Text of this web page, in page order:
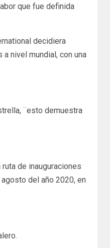
que fue definida
decidiera
nivel mundial, con una
¨esto demuestra
de inauguraciones
del año 2020, en